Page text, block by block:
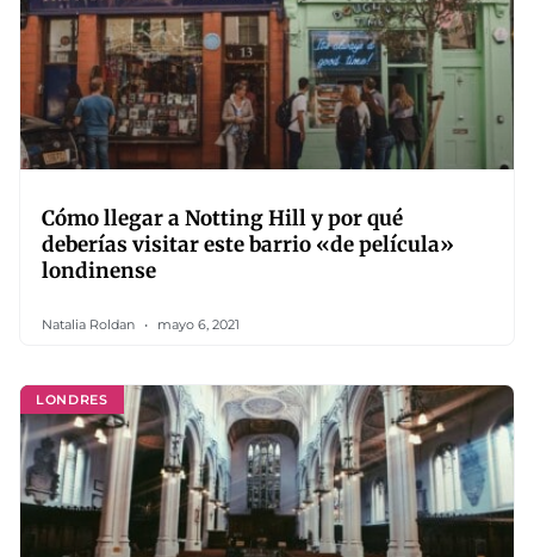
Cómo llegar a Notting Hill y por qué
deberías visitar este barrio «de película»
londinense
Natalia Roldan mayo 6, 2021
LONDRES